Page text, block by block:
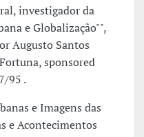
investigador da
e Globalização"",
Augusto Santos
sponsored
95 .
e Imagens das
e Acontecimentos